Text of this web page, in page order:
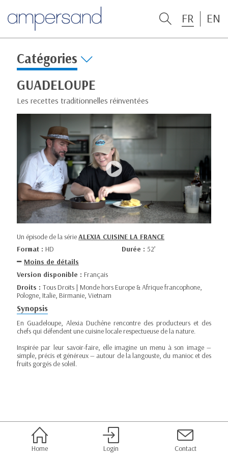
FR EN
Catégories
GUADELOUPE
Les recettes traditionnelles réinventées
Un épisode de la sérieALEXIA CUISINE LA FRANCE
Format : HD Durée : 52’
Moins de détails
Version disponible : Français
Droits : Tous Droits | Monde hors Europe & Afrique francophone,
Pologne, Italie, Birmanie, Vietnam
Synopsis
En Guadeloupe, Alexia Duchêne rencontre des producteurs et des
chefs qui défendent une cuisine locale respectueuse de la nature.
Inspirée par leur savoir-faire, elle imagine un menu à son image —
simple, précis et généreux — autour de la langouste, du manioc et des
fruits gorgés de soleil.
Home Login Contact